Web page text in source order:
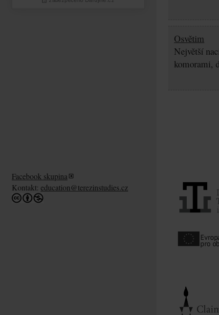
Osvětim
Největší
komorami,
Facebook skupina
Kontakt: education@terezinstudies.cz